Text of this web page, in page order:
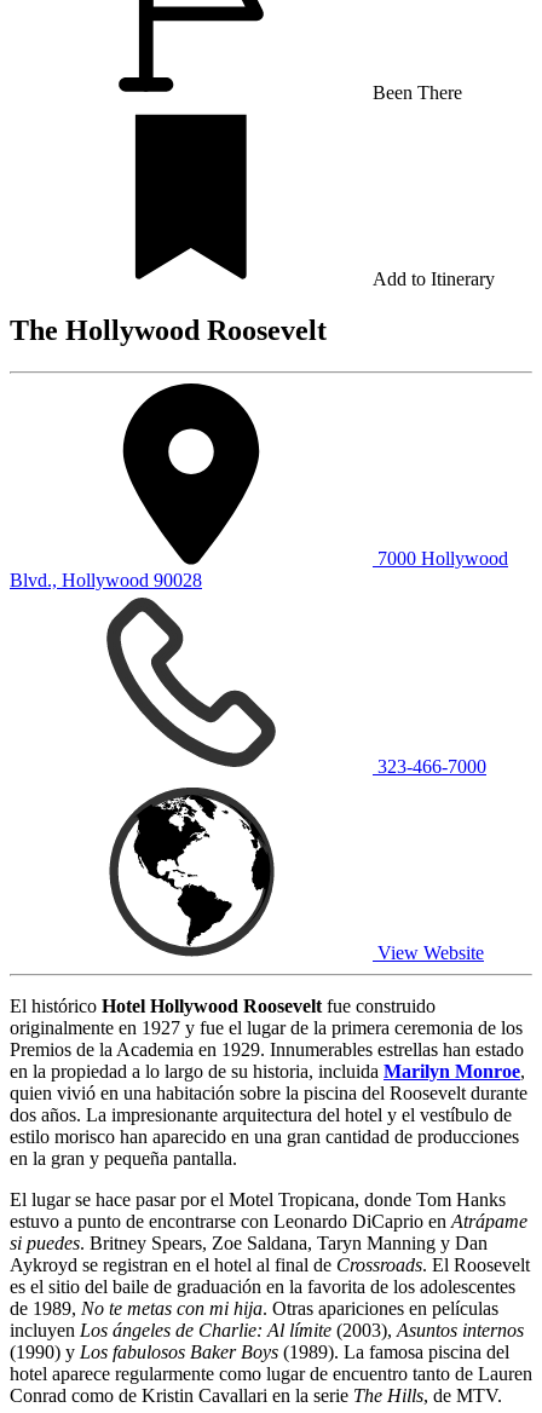
Been There
Add to Itinerary
The Hollywood Roosevelt
7000 Hollywood
Blvd., Hollywood 90028
323-466-7000
View Website
El histórico Hotel Hollywood Roosevelt fue construido
originalmente en 1927 y fue el lugar de la primera ceremonia de los
Premios de la Academia en 1929. Innumerables estrellas han estado
en la propiedad a lo largo de su historia, incluida Marilyn Monroe,
quien vivió en una habitación sobre la piscina del Roosevelt durante
dos años. La impresionante arquitectura del hotel y el vestíbulo de
estilo morisco han aparecido en una gran cantidad de producciones
en la gran y pequeña pantalla.
El lugar se hace pasar por el Motel Tropicana, donde Tom Hanks
estuvo a punto de encontrarse con Leonardo DiCaprio en Atrápame
si puedes. Britney Spears, Zoe Saldana, Taryn Manning y Dan
Aykroyd se registran en el hotel al final de Crossroads. El Roosevelt
es el sitio del baile de graduación en la favorita de los adolescentes
de 1989, No te metas con mi hija. Otras apariciones en películas
incluyen Los ángeles de Charlie: Al límite (2003), Asuntos internos
(1990) y Los fabulosos Baker Boys (1989). La famosa piscina del
hotel aparece regularmente como lugar de encuentro tanto de Lauren
Conrad como de Kristin Cavallari en la serie The Hills, de MTV.